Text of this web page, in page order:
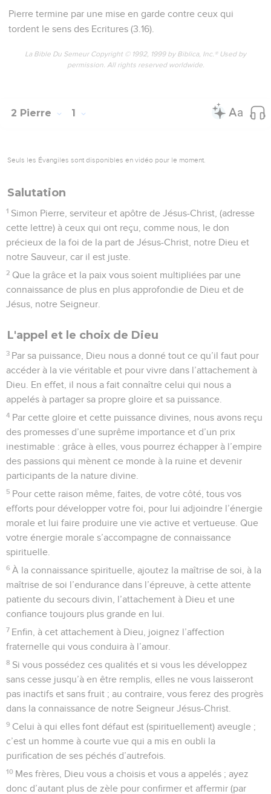
Pierre termine par une mise en garde contre ceux qui
tordent le sens des Ecritures (3.16).
La Bible Du Semeur Copyright © 1992, 1999 by Biblica, Inc.® Used by
permission. All rights reserved worldwide.
2 Pierre 1
Seuls les Évangiles sont disponibles en vidéo pour le moment.
Salutation
1 Simon Pierre, serviteur et apôtre de Jésus-Christ, (adresse
cette lettre) à ceux qui ont reçu, comme nous, le don
précieux de la foi de la part de Jésus-Christ, notre Dieu et
notre Sauveur, car il est juste.
2 Que la grâce et la paix vous soient multipliées par une
connaissance de plus en plus approfondie de Dieu et de
Jésus, notre Seigneur.
L'appel et le choix de Dieu
3 Par sa puissance, Dieu nous a donné tout ce qu’il faut pour
accéder à la vie véritable et pour vivre dans l’attachement à
Dieu. En effet, il nous a fait connaître celui qui nous a
appelés à partager sa propre gloire et sa puissance.
4 Par cette gloire et cette puissance divines, nous avons reçu
des promesses d’une suprême importance et d’un prix
inestimable : grâce à elles, vous pourrez échapper à l’empire
des passions qui mènent ce monde à la ruine et devenir
participants de la nature divine.
5 Pour cette raison même, faites, de votre côté, tous vos
efforts pour développer votre foi, pour lui adjoindre l’énergie
morale et lui faire produire une vie active et vertueuse. Que
votre énergie morale s’accompagne de connaissance
spirituelle.
6 À la connaissance spirituelle, ajoutez la maîtrise de soi, à la
maîtrise de soi l’endurance dans l’épreuve, à cette attente
patiente du secours divin, l’attachement à Dieu et une
confiance toujours plus grande en lui.
7 Enfin, à cet attachement à Dieu, joignez l’affection
fraternelle qui vous conduira à l’amour.
8 Si vous possédez ces qualités et si vous les développez
sans cesse jusqu’à en être remplis, elles ne vous laisseront
pas inactifs et sans fruit ; au contraire, vous ferez des progrès
dans la connaissance de notre Seigneur Jésus-Christ.
9 Celui à qui elles font défaut est (spirituellement) aveugle ;
c’est un homme à courte vue qui a mis en oubli la
purification de ses péchés d’autrefois.
10 Mes frères, Dieu vous a choisis et vous a appelés ; ayez
donc d’autant plus de zèle pour confirmer et affermir (par